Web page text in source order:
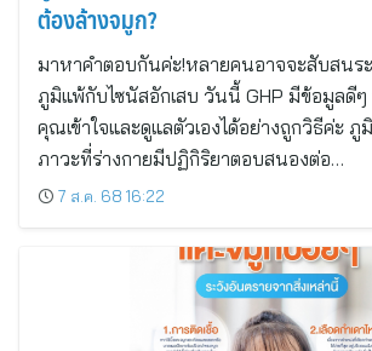
ต้องล้างจมูก?
มาหาคำตอบกันค่ะ!หลายคนอาจจะสับสนร
ภูมิแพ้กับไซนัสอักเสบ วันนี้ GHP มีข้อมูลดีๆ
คุณเข้าใจและดูแลตัวเองได้อย่างถูกวิธีค่ะ
ภาวะที่ร่างกายมีปฏิกิริยาตอบสนองต่อ…
7 ส.ค. 68 16:22